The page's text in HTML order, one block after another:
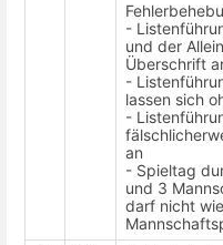
-
und der
Überschrift
-
lassen sich
-
an
- Spieltag
und 3
darf nicht